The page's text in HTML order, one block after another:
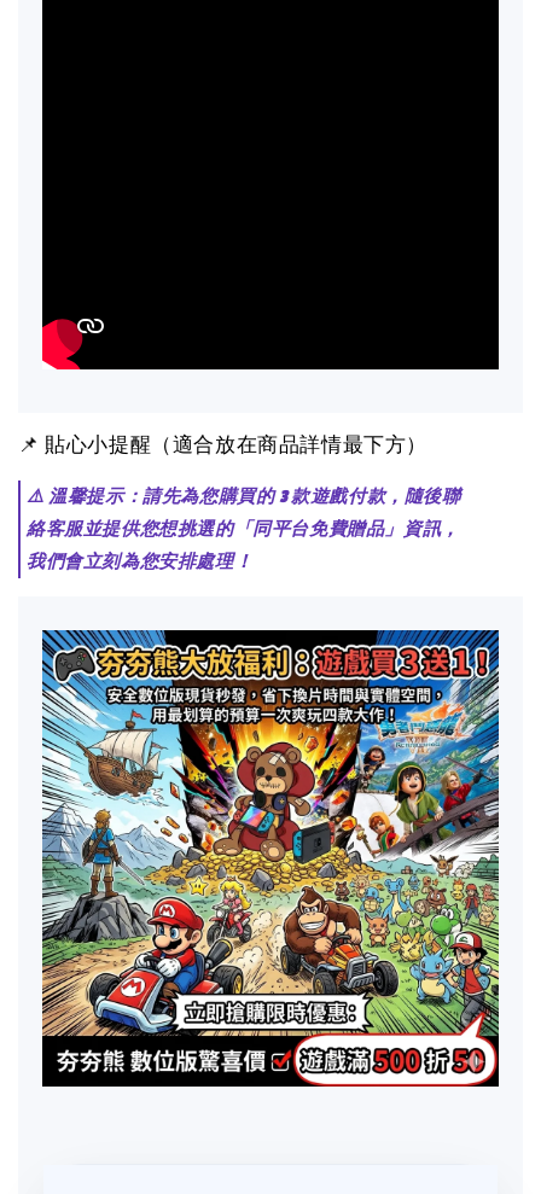
📌 貼心小提醒（適合放在商品詳情最下方）
⚠️ 溫馨提示：請先為您購買的 3 款遊戲付款，隨後聯
絡客服並提供您想挑選的「同平台免費贈品」資訊，
我們會立刻為您安排處理！